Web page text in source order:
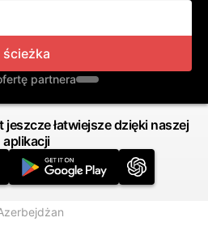
ścieżka
partnera
jeszcze łatwiejsze dzięki naszej
aplikacji